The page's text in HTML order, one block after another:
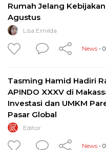
Rumah Jelang Kebijakan
Agustus
Lisa Emilda
News -
Tasming Hamid Hadiri
APINDO XXXV di
Investasi dan UMKM
Pasar Global
Editor
News -